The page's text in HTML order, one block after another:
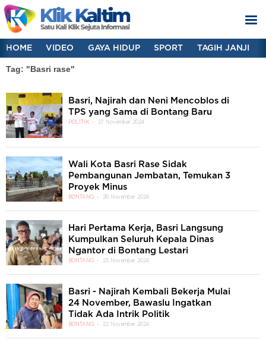
HOME VIDEO GAYA HIDUP SPORT TAGIH JANJI
Tag: "Basri rase"
Basri, Najirah dan Neni Mencoblos di
TPS yang Sama di Bontang Baru
POLITIK 27 November 2024
Wali Kota Basri Rase Sidak
Pembangunan Jembatan, Temukan 3
Proyek Minus
BONTANG 26 November 2024
Hari Pertama Kerja, Basri Langsung
Kumpulkan Seluruh Kepala Dinas
Ngantor di Bontang Lestari
BONTANG 25 November 2024
Basri - Najirah Kembali Bekerja Mulai
24 November, Bawaslu Ingatkan
Tidak Ada Intrik Politik
BONTANG 22 November 2024